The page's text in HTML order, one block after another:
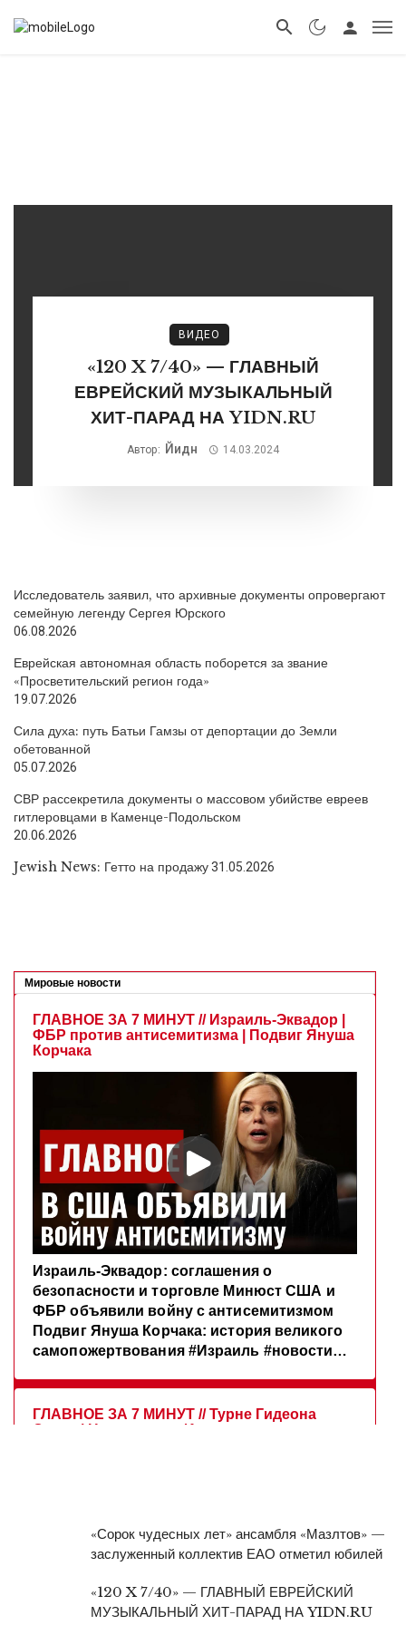
ВИДЕО
«120 X 7/40» — ГЛАВНЫЙ
ЕВРЕЙСКИЙ МУЗЫКАЛЬНЫЙ
ХИТ-ПАРАД НА YIDN.RU
Автор: Йидн 14.03.2024
Исследователь заявил, что архивные документы опровергают
семейную легенду Сергея Юрского
06.08.2026
Еврейская автономная область поборется за звание
«Просветительский регион года»
19.07.2026
Сила духа: путь Батьи Гамзы от депортации до Земли
обетованной
05.07.2026
СВР рассекретила документы о массовом убийстве евреев
гитлеровцами в Каменце-Подольском
20.06.2026
Jewish News: Гетто на продажу31.05.2026
«Сорок чудесных лет» ансамбля «Мазлтов» —
заслуженный коллектив ЕАО отметил юбилей
«120 X 7/40» — ГЛАВНЫЙ ЕВРЕЙСКИЙ
МУЗЫКАЛЬНЫЙ ХИТ-ПАРАД НА YIDN.RU